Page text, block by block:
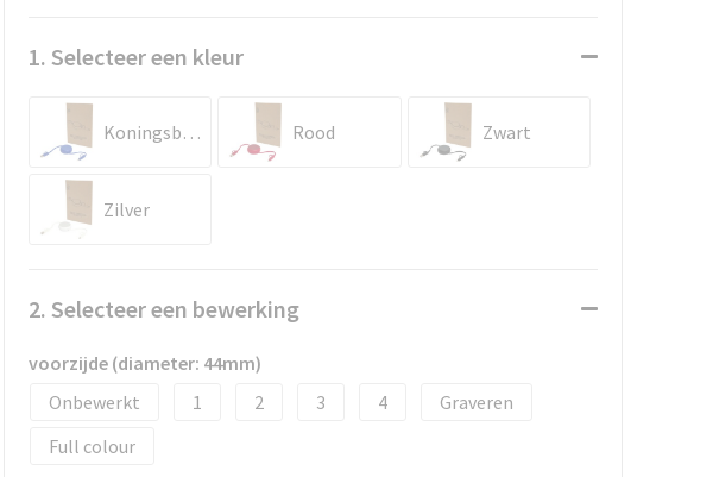
1. Selecteer een kleur
Koningsblauw Rood Zwart
Zilver
2. Selecteer een bewerking
voorzijde (diameter: 44mm)
Onbewerkt
1 2 3 4
Graveren
Full colour